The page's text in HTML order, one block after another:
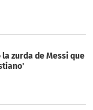
zurda de Messi que